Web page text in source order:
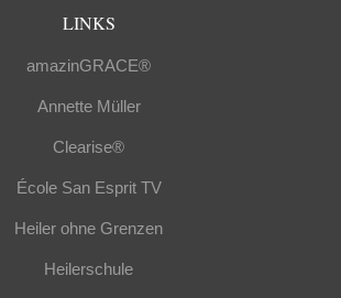
LINKS
amazinGRACE®
Annette Müller
Clearise®
École San Esprit TV
Heiler ohne Grenzen
Heilerschule